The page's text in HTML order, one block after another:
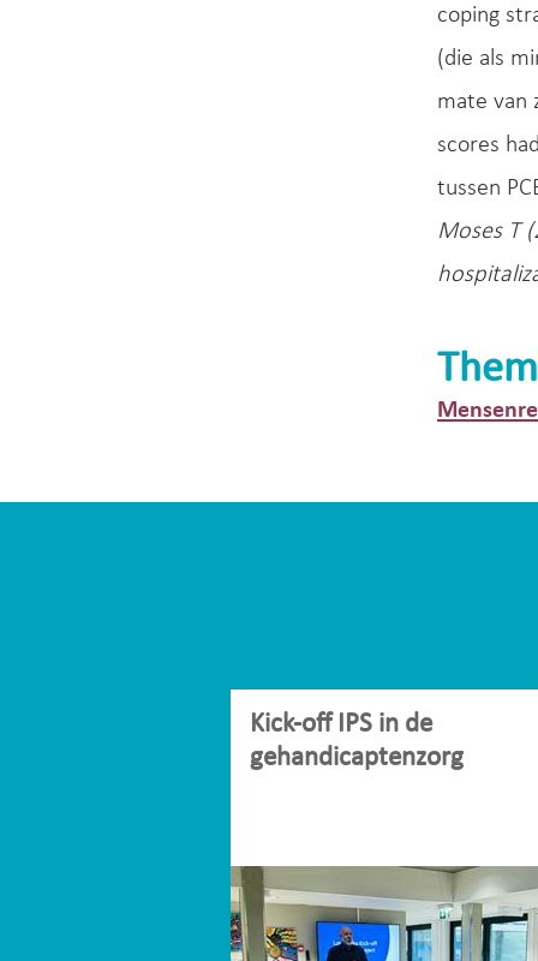
coping
(die als
mate van
scores
tussen
Moses T
Kick-off IPS in de
gehandicaptenzorg